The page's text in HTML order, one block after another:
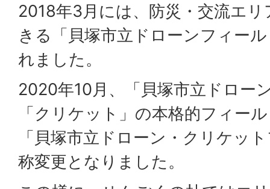
2018年3月には、防災・交流エ
きる「貝塚市立ドローンフィー
れました。
2020年10月、「貝塚市立ドロー
「クリケット」の本格的フィー
「貝塚市立ドローン・クリケッ
称変更となりました。